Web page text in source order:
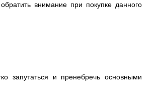
внимание при покупке данного
запутаться и пренебречь основными